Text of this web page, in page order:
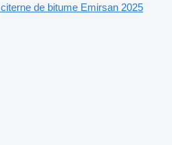
citerne de bitume Emirsan 2025